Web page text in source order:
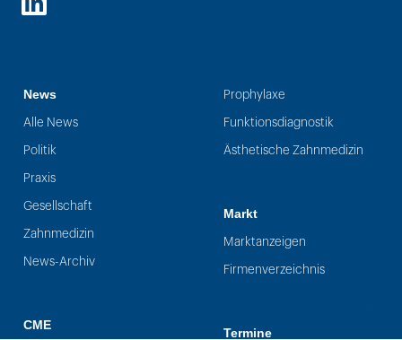
LinkedIn
News
Alle News
Politik
Praxis
Gesellschaft
Zahnmedizin
News-Archiv
CME
Prophylaxe
Funktionsdiagnostik
Ästhetische Zahnmedizin
Markt
Marktanzeigen
Firmenverzeichnis
Termine